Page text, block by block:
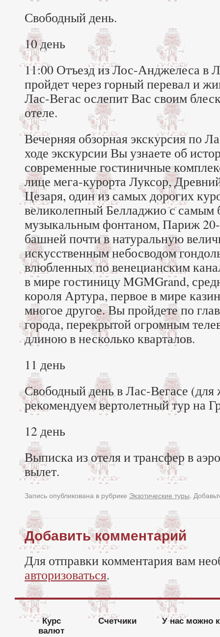
Свободный день.
10 день
11:00 Отъезд из Лос-Анджелеса в
пройдет через горный перевал и
Лас-Вегас ослепит Вас своим
отеле.
Вечерняя обзорная экскурсия по
ходе экскурсии Вы узнаете об
современные гостиничные
лице мега-курорта Луксор,
Цезаря, один из самых дорогих
великолепный Белладжио с
музыкальным фонтаном, Париж
башней почти в натуральную
искусственным небосводом
влюбленных по венецианским
в мире гостиницу MGMGrand,
короля Артура, первое в мире
многое другое. Вы пройдете по
города, перекрытой огромным
длиною в несколько кварталов.
11 день
Свободный день в Лас-Вегасе
рекомендуем вертолетный тур на
12 день
Выписка из отеля и трансфер в
вылет.
Запись опубликована в рубрике Экзотические туры.
Добавить комментарий
Для отправки комментария вам
авторизоваться.
Курс
валют
Счетчики У нас можно